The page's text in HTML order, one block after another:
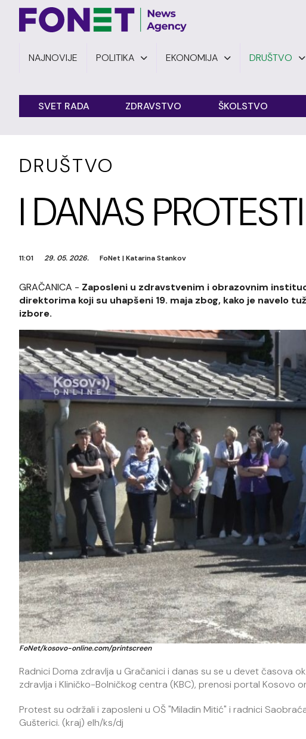
NAJNOVIJE POLITIKA EKONOMIJA DRUŠTVO
SVET RADA ZDRAVSTVO ŠKOLSTVO
DRUŠTVO
I DANAS
11:01 29. 05. 2026. FoNet |Katarina Stankov
GRAČANICA - Zaposleni u zdravstvenim i obrazovnim
direktorima koji su uhapšeni 19. maja zbog, kako je navelo
izbore.
FoNet/kosovo-online.com/printscreen
Radnici Doma zdravlja u Gračanici i danas su se u devet časova
zdravlja i Kliničko-Bolničkog centra (KBC), prenosi portal Kosovo
Protest su održali i zaposleni u OŠ "Miladin Mitić" i radnici
Gušterici. (kraj) elh/ks/dj